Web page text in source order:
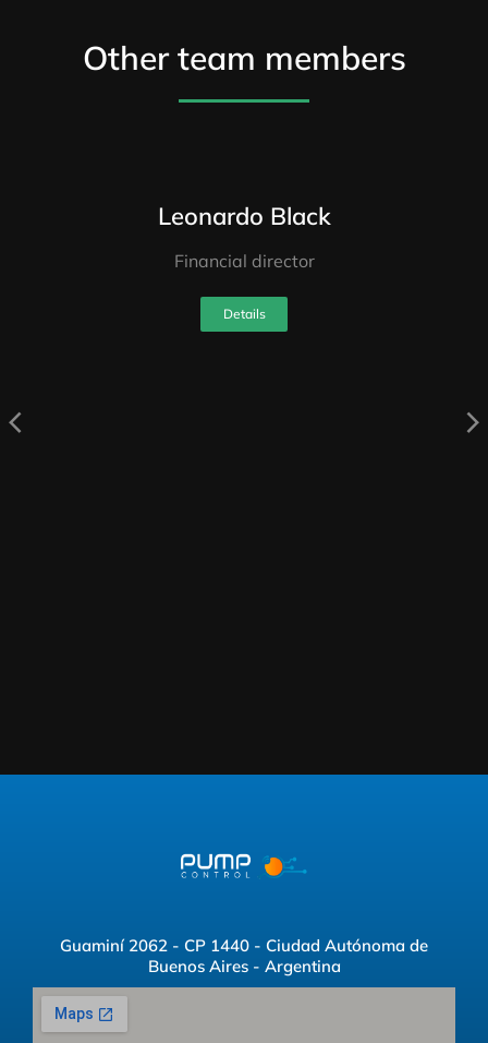
Other team members
Leonardo Black
Financial director
Details
Guaminí 2062 - CP 1440 - Ciudad Autónoma de
Buenos Aires - Argentina